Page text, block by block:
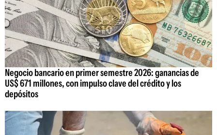
Negocio bancario en primer semestre 2026: ganancias de
US$ 671 millones, con impulso clave del crédito y los
depósitos